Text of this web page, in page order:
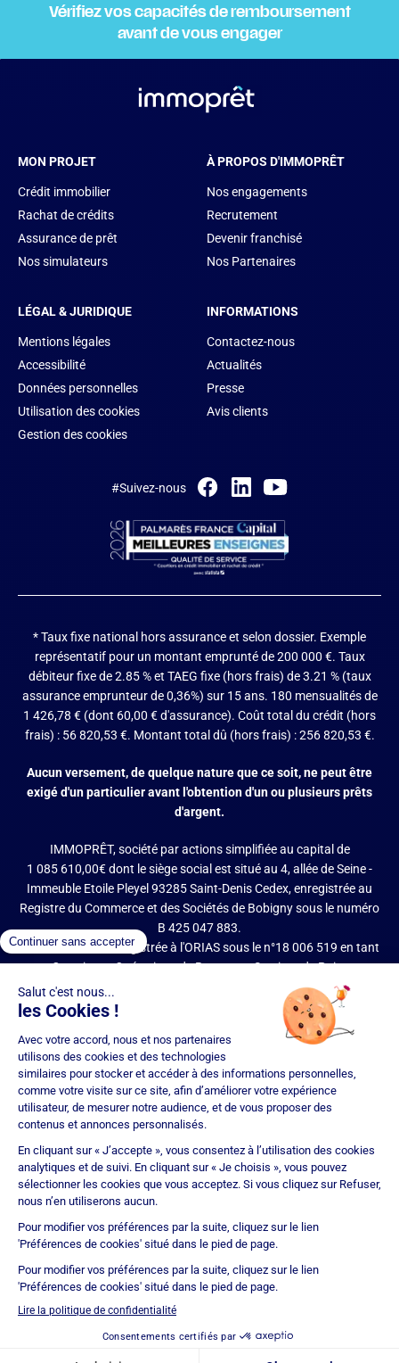
Vérifiez vos capacités de remboursement
avant de vous engager
MON PROJET
Crédit immobilier
Rachat de crédits
Assurance de prêt
Nos simulateurs
À PROPOS D'IMMOPRÊT
Nos engagements
Recrutement
Devenir franchisé
Nos Partenaires
LÉGAL & JURIDIQUE
Mentions légales
Accessibilité
Données personnelles
Utilisation des cookies
Gestion des cookies
INFORMATIONS
Contactez-nous
Actualités
Presse
Avis clients
#Suivez-nous
* Taux fixe national hors assurance et selon dossier. Exemple
représentatif pour un montant emprunté de 200 000 €. Taux
débiteur fixe de 2.85 % et TAEG fixe (hors frais) de 3.21 % (taux
assurance emprunteur de 0,36%) sur 15 ans. 180 mensualités de
1 426,78 € (dont 60,00 € d'assurance). Coût total du crédit (hors
frais) : 56 820,53 €. Montant total dû (hors frais) : 256 820,53 €.
Aucun versement, de quelque nature que ce soit, ne peut être
exigé d'un particulier avant l'obtention d'un ou plusieurs prêts
d'argent.
IMMOPRÊT, société par actions simplifiée au capital de
1 085 610,00€ dont le siège social est situé au 4, allée de Seine -
Immeuble Etoile Pleyel 93285 Saint-Denis Cedex, enregistrée au
Registre du Commerce et des Sociétés de Bobigny sous le numéro
B 425 047 883.
IMMOPRÊT est enregistrée à l'ORIAS sous le n°18 006 519 en tant
que Courtier en Opérations de Banque et Services de Paiement
(COBSP), Mandataire d'intermédiaire en opérations de banque et
services de paiement (MIOBSP) de la société Partners Finances
(RCS Nancy n°404 681 496, Mandataire Non Exclusif, ORIAS n°07
036 794) pour le Regroupement de crédits et Courtier d'assurance
ou de réassurance (COA).
Société soumise au contrôle de l'Autorité de Contrôle Prudentiel et
de Résolution (ACPR – site : https://acpr.banque-france.fr/), 4
Place de Budapest – CS 92459 – 75436 Paris Cedex 09. Réseau
d'agences franchisées juridiquement et financièrement
indépendantes. IMMOPRÊT bénéficie d'une assurance
responsabilité civile professionnelle auprès de CNA Insurance
Company (police n° BFL10471901).
Immoprêt est noté 4,9/5 selon 15356 avis clients
Certification
ISO 9001